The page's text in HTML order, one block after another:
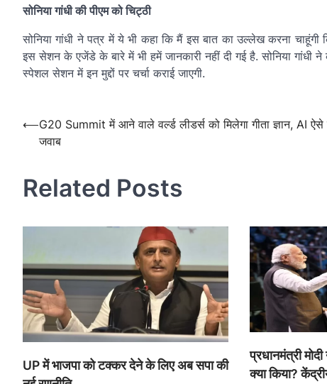
सोनिया गांधी की पीएम को चिट्ठी
सोनिया गांधी ने पत्र में ये भी कहा कि मैं इस बात का उल्लेख करना चाहूंगी
इस सेशन के एजेंडे के बारे में भी हमें जानकारी नहीं दी गई है. सोनिया गांधी
स्पेशल सेशन में इन मुद्दों पर चर्चा कराई जाएगी.
navigation
Post
navigation
⟵G20 Summit में आने वाले वर्ल्ड लीडर्स को मिलेगा गीता ज्ञान, AI ऐसे
जवाब
Related Posts
UP में भाजपा को टक्कर देने के लिए अब सपा की
प्रधानमंत्री
क्या किया?